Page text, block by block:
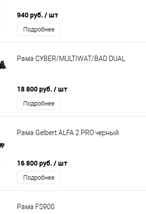
940 руб. / шт
Подробнее
Рама CYBER/MULTIWAT/BAD DUAL
18 800 руб. / шт
Подробнее
Рама Gelbert ALFA 2 PRO черный
16 800 руб. / шт
Подробнее
Рама FS900